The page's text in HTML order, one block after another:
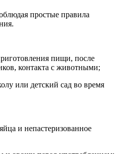
простые правила
пищи, после
контакта с животными;
или детский сад во время
и непастеризованное